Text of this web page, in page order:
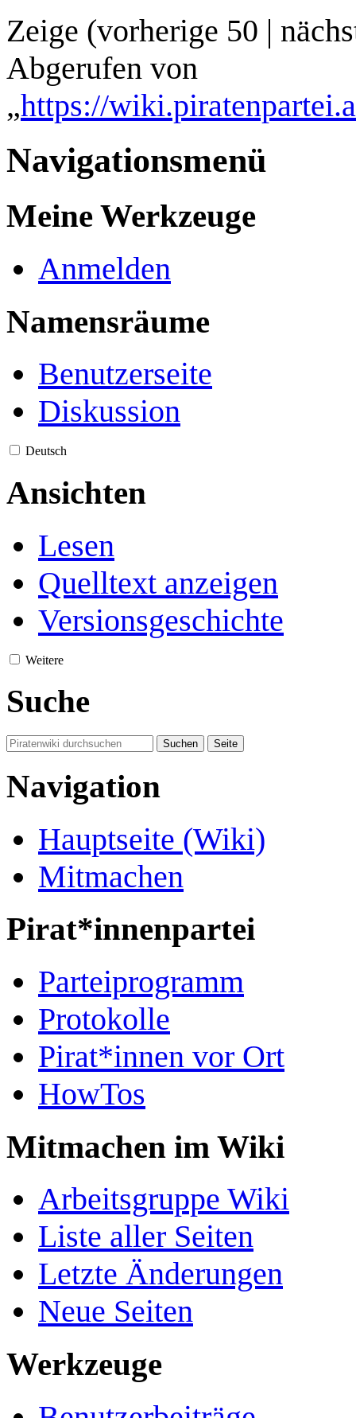
Zeige (vorherige 50 |
Abgerufen von
„https://
Navigationsmenü
Meine Werkzeuge
Anmelden
Namensräume
Benutzerseite
Diskussion
Deutsch
Ansichten
Lesen
Quelltext anzeigen
Versionsgeschichte
Weitere
Suche
Navigation
Hauptseite (Wiki)
Mitmachen
Pirat*innenpartei
Parteiprogramm
Protokolle
Pirat*innen vor Ort
HowTos
Mitmachen im Wiki
Arbeitsgruppe Wiki
Liste aller Seiten
Letzte Änderungen
Neue Seiten
Werkzeuge